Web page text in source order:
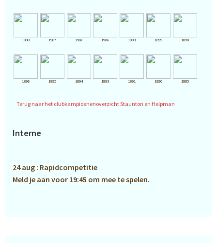
1908 1907 1907 1906 1903 1899 1898
1896 1895 1894 1893 1891 1890 1885
Terug naar het clubkampioenenoverzicht Staunton en Helpman
Primaire
Interne
24 aug : Rapidcompetitie
Meld je aan voor 19:45 om mee te spelen.